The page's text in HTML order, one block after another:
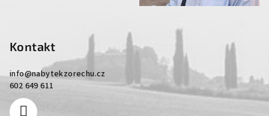
Kontakt
info@nabytekzorechu.cz
602 649 611